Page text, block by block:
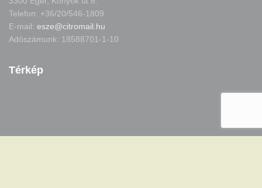
Telefon: +36/20/546-1809
E-mail: esze@citromail.hu
Adószámunk: 18588701-1-10
Térkép